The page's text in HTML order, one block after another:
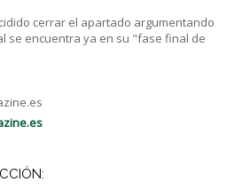
cerrar el apartado argumentando
se encuentra ya en su "fase final de